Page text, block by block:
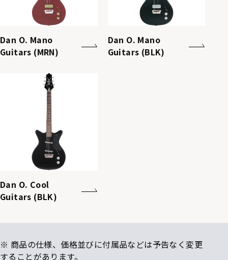
Dan O. Mano
Guitars (MRN)
Dan O. Mano
Guitars (BLK)
Dan O. Cool
Guitars (BLK)
※ 商品の仕様、価格並びに付属品などは予告なく変更
することがあります。